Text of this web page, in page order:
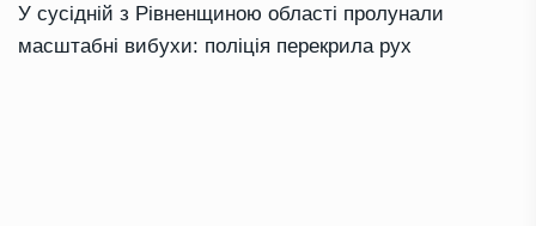
У сусідній з Рівненщиною області пролунали
масштабні вибухи: поліція перекрила рух